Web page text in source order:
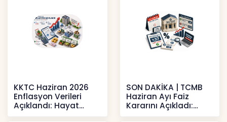
KKTC Haziran 2026
Enflasyon Verileri
Açıklandı: Hayat
Pahalılığı Yükselişini
SON DAKİKA | TCMB
Haziran Ayı Faiz
Kararını Açıkladı:
Politika Faizi Yüzde